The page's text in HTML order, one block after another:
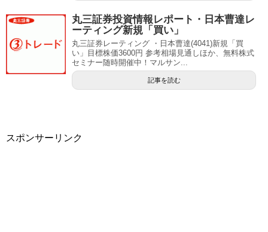
丸三証券投資情報レポート・日本曹達レ
ーティング新規「買い」
丸三証券レーティング ・日本曹達(4041)新規「買
い」目標株価3600円 参考相場見通しほか、無料株式
セミナー随時開催中！マルサン...
記事を読む
スポンサーリンク